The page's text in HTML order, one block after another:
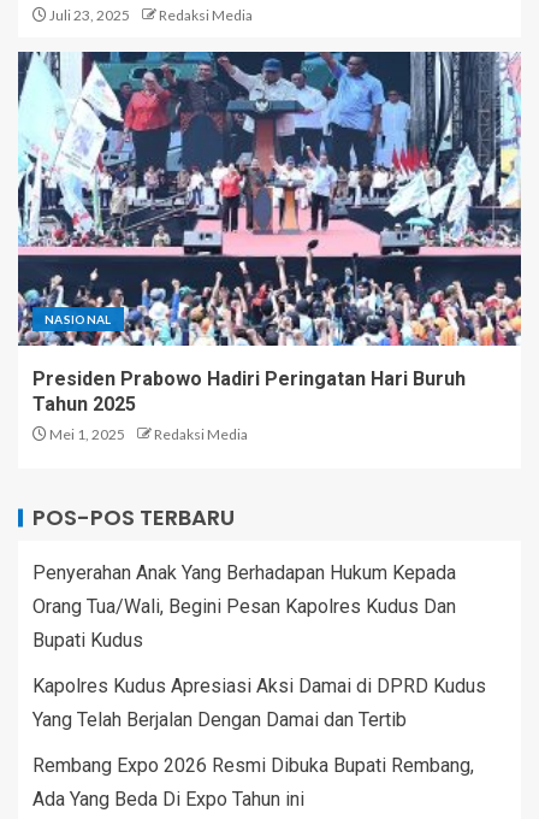
Juli 23, 2025 Redaksi Media
NASIONAL
Presiden Prabowo Hadiri Peringatan Hari Buruh
Tahun 2025
Mei 1, 2025 Redaksi Media
POS-POS TERBARU
Penyerahan Anak Yang Berhadapan Hukum Kepada
Orang Tua/Wali, Begini Pesan Kapolres Kudus Dan
Bupati Kudus
Kapolres Kudus Apresiasi Aksi Damai di DPRD Kudus
Yang Telah Berjalan Dengan Damai dan Tertib
Rembang Expo 2026 Resmi Dibuka Bupati Rembang,
Ada Yang Beda Di Expo Tahun ini